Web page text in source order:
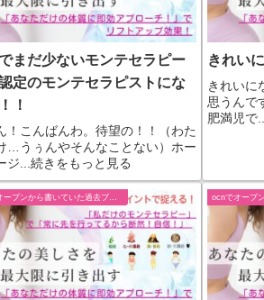
まだ少ないモンテセラピー
定のモンテセラピストにな
！
！こんばんわ。待望の！！（わた
…うぅんやそんなことない）ホー
ジ...続きをもっと見る
きれい
きれいに
思うんで
肥満児で
ocnでオープンから書いていた過去ブログ